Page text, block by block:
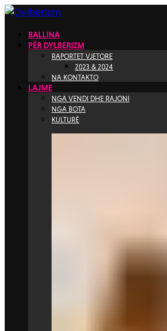
BALLINA
PËR DYLBERIZM
RAPORTET VJETORE
2023 & 2024
NA KONTAKTO
LAJME
NGA VENDI DHE RAJONI
NGA BOTA
KULTURË